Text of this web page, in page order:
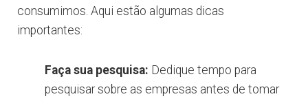
consumimos. Aqui estão algumas dicas
importantes:
Faça sua pesquisa: Dedique tempo para
pesquisar sobre as empresas antes de tomar